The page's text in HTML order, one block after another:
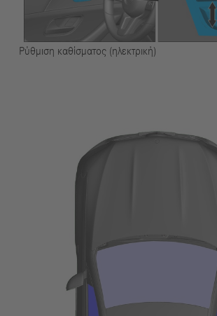
Ρύθμιση καθίσματος (ηλεκτρική)